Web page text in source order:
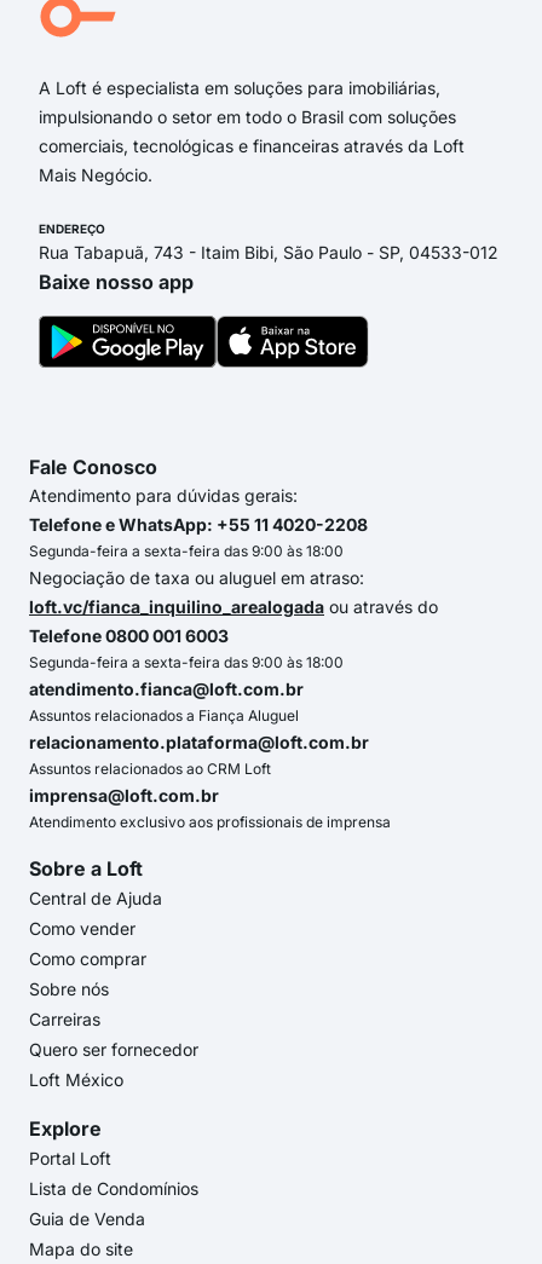
A Loft é especialista em soluções para imobiliárias,
impulsionando o setor em todo o Brasil com soluções
comerciais, tecnológicas e financeiras através da Loft
Mais Negócio.
ENDEREÇO
Rua Tabapuã, 743 - Itaim Bibi, São Paulo - SP, 04533-012
Baixe nosso app
Fale Conosco
Atendimento para dúvidas gerais:
Telefone e WhatsApp: +55 11 4020-2208
Segunda-feira a sexta-feira das 9:00 às 18:00
Negociação de taxa ou aluguel em atraso:
loft.vc/fianca_inquilino_arealogada ou através do
Telefone 0800 001 6003
Segunda-feira a sexta-feira das 9:00 às 18:00
atendimento.fianca@loft.com.br
Assuntos relacionados a Fiança Aluguel
relacionamento.plataforma@loft.com.br
Assuntos relacionados ao CRM Loft
imprensa@loft.com.br
Atendimento exclusivo aos profissionais de imprensa
Sobre a Loft
Central de Ajuda
Como vender
Como comprar
Sobre nós
Carreiras
Quero ser fornecedor
Loft México
Explore
Portal Loft
Lista de Condomínios
Guia de Venda
Mapa do site